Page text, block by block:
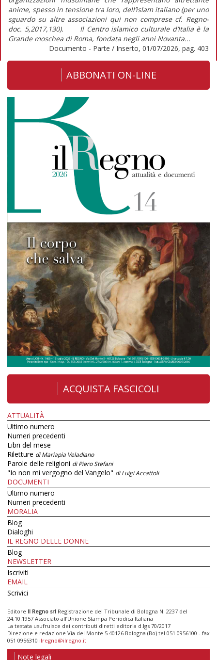
anime, spesso in tensione tra loro, dell’islam italiano (per uno
sguardo su altre associazioni qui non comprese cf. Regno-
doc. 5,2017,130). Il Centro islamico culturale d’Italia è la
Grande moschea di Roma, fondata negli anni Novanta...
Documento - Parte / Inserto, 01/07/2026, pag. 403
ABBONATI ON-LINE
ACQUISTA FASCICOLI
ATTUALITÀ
Ultimo numero
Numeri precedenti
Libri del mese
Riletture di Mariapia Veladiano
Parole delle religioni di Piero Stefani
"Io non mi vergogno del Vangelo" di Luigi Accattoli
DOCUMENTI
Ultimo numero
Numeri precedenti
MORALIA
Blog
Dialoghi
IL REGNO DELLE DONNE
Blog
NEWSLETTER
Iscriviti
EMAIL
Scrivici
Editore Il Regno srl Registrazione del Tribunale di Bologna N. 2237 del
24.10.1957 Associato all’Unione Stampa Periodica Italiana
La testata usufruisce dei contributi diretti editoria d.lgs 70/2017
Direzione e redazione Via del Monte 5 40126 Bologna (Bo) tel 051 0956100 - fax
051 0956310 ilregno@ilregno.it
Note legali